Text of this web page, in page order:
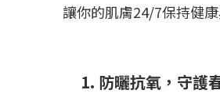
讓你的肌膚24/7保持健
1. 防曬抗氧，守護